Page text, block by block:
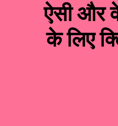
ऐसी और
के लिए